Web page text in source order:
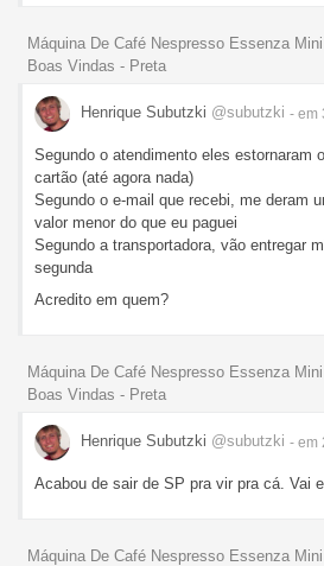
Máquina De Café Nespresso Essenza
Boas Vindas - Preta
Henrique Subutzki @subutzki - em
Segundo o atendimento eles estornaram
cartão (até agora nada)
Segundo o e-mail que recebi, me deram
valor menor do que eu paguei
Segundo a transportadora, vão entregar
segunda
Acredito em quem?
Máquina De Café Nespresso Essenza
Boas Vindas - Preta
Henrique Subutzki @subutzki - em
Acabou de sair de SP pra vir pra cá. Vai
Máquina De Café Nespresso Essenza